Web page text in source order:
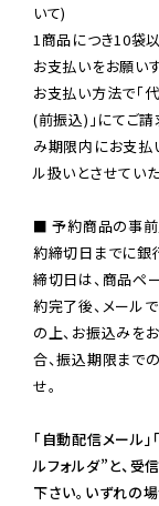
いて)
1商品につき10袋
お支払いをお願い
お支払い方法で「
(前振込)」にてご請
み期限内にお支払
ル扱いとさせていた
■ 予約商品の事前
約締切日までに銀
締切日は、商品ペ
約完了後、メール
の上、お振込みを
合、振込期限まで
せ。
「自動配信メール
ルフォルダ”と、受
下さい。いずれの